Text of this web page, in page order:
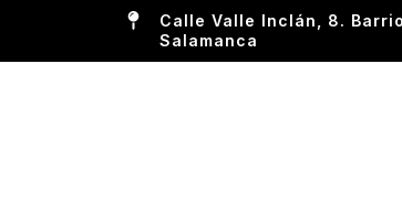
Calle Valle Inclán, 8.
Salamanca